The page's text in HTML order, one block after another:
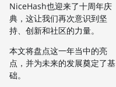
NiceHash也迎来了十周年庆
典，这让我们再次意识到坚
持、创新和社区的力量。
本文将盘点这一年当中的亮
点，并为未来的发展奠定了基
础。